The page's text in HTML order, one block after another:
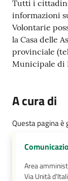
Tutti i
informazioni
Volontarie
la Casa delle
provinciale
Municipale di
A cura di
Questa pagina è
Area
Via Unità